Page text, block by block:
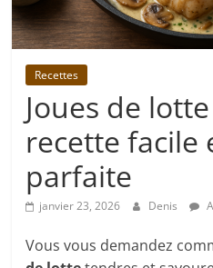
Recettes
Joues de
recette facile
parfaite
janvier 23, 2026 Denis
Vous vous demandez